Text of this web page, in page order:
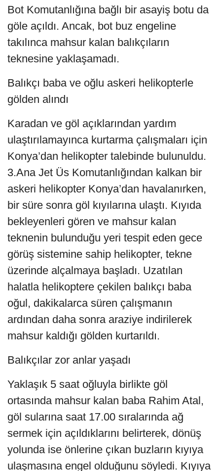
Bot Komutanlığına bağlı bir asayiş botu da
göle açıldı. Ancak, bot buz engeline
takılınca mahsur kalan balıkçıların
teknesine yaklaşamadı.
Balıkçı baba ve oğlu askeri helikopterle
gölden alındı
Karadan ve göl açıklarından yardım
ulaştırılamayınca kurtarma çalışmaları için
Konya’dan helikopter talebinde bulunuldu.
3.Ana Jet Üs Komutanlığından kalkan bir
askeri helikopter Konya’dan havalanırken,
bir süre sonra göl kıyılarına ulaştı. Kıyıda
bekleyenleri gören ve mahsur kalan
teknenin bulunduğu yeri tespit eden gece
görüş sistemine sahip helikopter, tekne
üzerinde alçalmaya başladı. Uzatılan
halatla helikoptere çekilen balıkçı baba
oğul, dakikalarca süren çalışmanın
ardından daha sonra araziye indirilerek
mahsur kaldığı gölden kurtarıldı.
Balıkçılar zor anlar yaşadı
Yaklaşık 5 saat oğluyla birlikte göl
ortasında mahsur kalan baba Rahim Atal,
göl sularına saat 17.00 sıralarında ağ
sermek için açıldıklarını belirterek, dönüş
yolunda ise önlerine çıkan buzların kıyıya
ulaşmasına engel olduğunu söyledi. Kıyıya